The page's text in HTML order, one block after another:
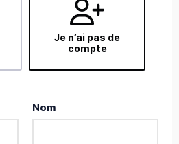
Je n’ai pas de
compte
Nom